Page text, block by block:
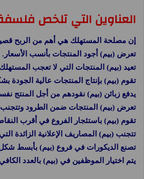
العناوين التي تلخص
إن مصلحة المستهلك هي أهم من الربح
تعرض (بيم) أجود المنتجات بأنسب الأسعار.
تعيد (بيم) المنتجات التي لا تعجب
تقوم (بيم) بإنتاج المنتجات عالية الجودة
يدفع زبائن (بيم) نقودهم من أجل المنتج
تعرض (بيم) المنتجات ضمن الطرود وتتجنب
تقوم (بيم) باستئجار الفروع في أقرب النقاط
تتجنب (بيم) المصاريف الإعلانية الزائدة
تصنع الديكورات في فروع (بيم) بأبسط
يتم اختيار الموظفين في (بيم) بالعدد